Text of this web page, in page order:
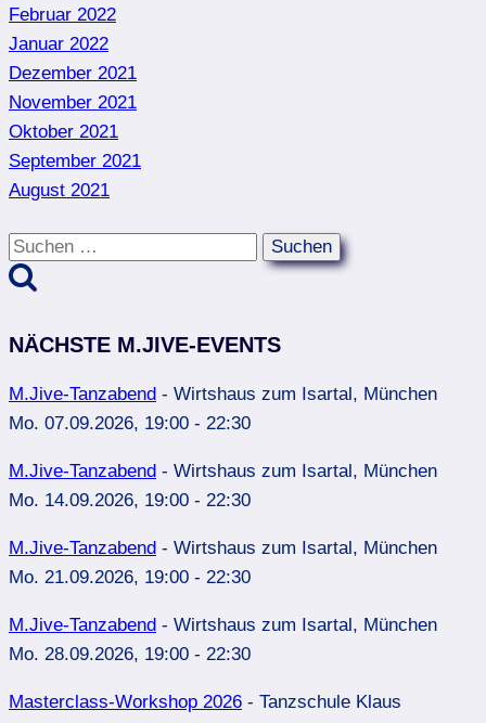
Februar 2022
Januar 2022
Dezember 2021
November 2021
Oktober 2021
September 2021
August 2021
Suchen
nach:
NÄCHSTE M.JIVE-EVENTS
M.Jive-Tanzabend - Wirtshaus zum Isartal, München
Mo. 07.09.2026, 19:00 - 22:30
M.Jive-Tanzabend - Wirtshaus zum Isartal, München
Mo. 14.09.2026, 19:00 - 22:30
M.Jive-Tanzabend - Wirtshaus zum Isartal, München
Mo. 21.09.2026, 19:00 - 22:30
M.Jive-Tanzabend - Wirtshaus zum Isartal, München
Mo. 28.09.2026, 19:00 - 22:30
Masterclass-Workshop 2026 - Tanzschule Klaus